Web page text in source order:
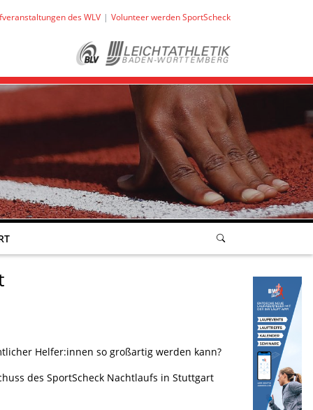
des WLV Volunteer werden SportScheck
Helfer:innen so großartig werden kann?
des SportScheck Nachtlaufs in Stuttgart